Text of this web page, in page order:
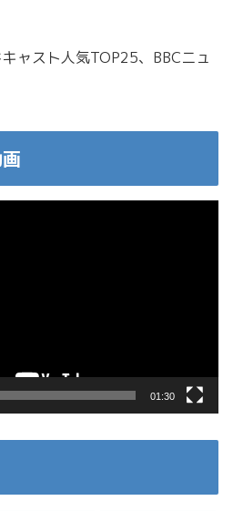
ャスト人気TOP25、BBCニュ
01:30